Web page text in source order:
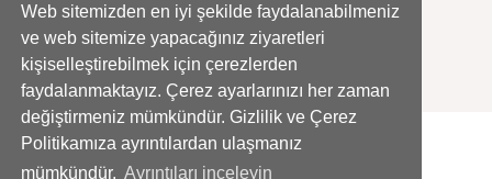
Web sitemizden en iyi şekilde faydalanabilmeniz
ve web sitemize yapacağınız ziyaretleri
kişiselleştirebilmek için çerezlerden
faydalanmaktayız. Çerez ayarlarınızı her zaman
değiştirmeniz mümkündür. Gizlilik ve Çerez
Politikamıza ayrıntılardan ulaşmanız
mümkündür. Ayrıntıları inceleyin